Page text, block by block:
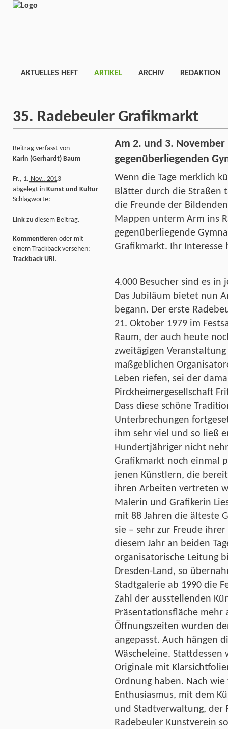
AKTUELLES HEFT ARTIKEL ARCHIV REDAKTION
35. Radebeuler Grafikmarkt
Am 2. und 3.
gegenüberliegenden
Wenn die Tage merklich
Blätter durch die Straßen
die Freunde der
Mappen unterm Arm ins
gegenüberliegende
Grafikmarkt. Ihr Interesse
4.000 Besucher sind es in
Das Jubiläum bietet nun
begann. Der erste
21. Oktober 1979 im
Raum, der auch heute
zweitägigen
maßgeblichen
Leben riefen, sei der
Pirckheimergesellschaft
Dass diese schöne
Unterbrechungen
ihm sehr viel und so ließ
Hundertjähriger nicht
Grafikmarkt noch einmal
jenen Künstlern, die
ihren Arbeiten vertreten
Malerin und Grafikerin
mit 88 Jahren die älteste
sie – sehr zur Freude
diesem Jahr an beiden
organisatorische Leitung
Dresden-Land, so
Stadtgalerie ab 1990 die
Zahl der ausstellenden
Präsentationsfläche
Öffnungszeiten wurden
angepasst. Auch hängen
Wäscheleine.
Originale mit
Ordnung haben. Nach
Enthusiasmus, mit dem
und Stadtverwaltung, der
Radebeuler Kunstverein
Beitrag verfasst von
Karin (Gerhardt) Baum
Fr., 1. Nov.. 2013
abgelegt in Kunst und Kultur
Schlagworte:
Link zu diesem Beitrag.
Kommentieren oder mit
einem Trackback versehen:
Trackback URI.